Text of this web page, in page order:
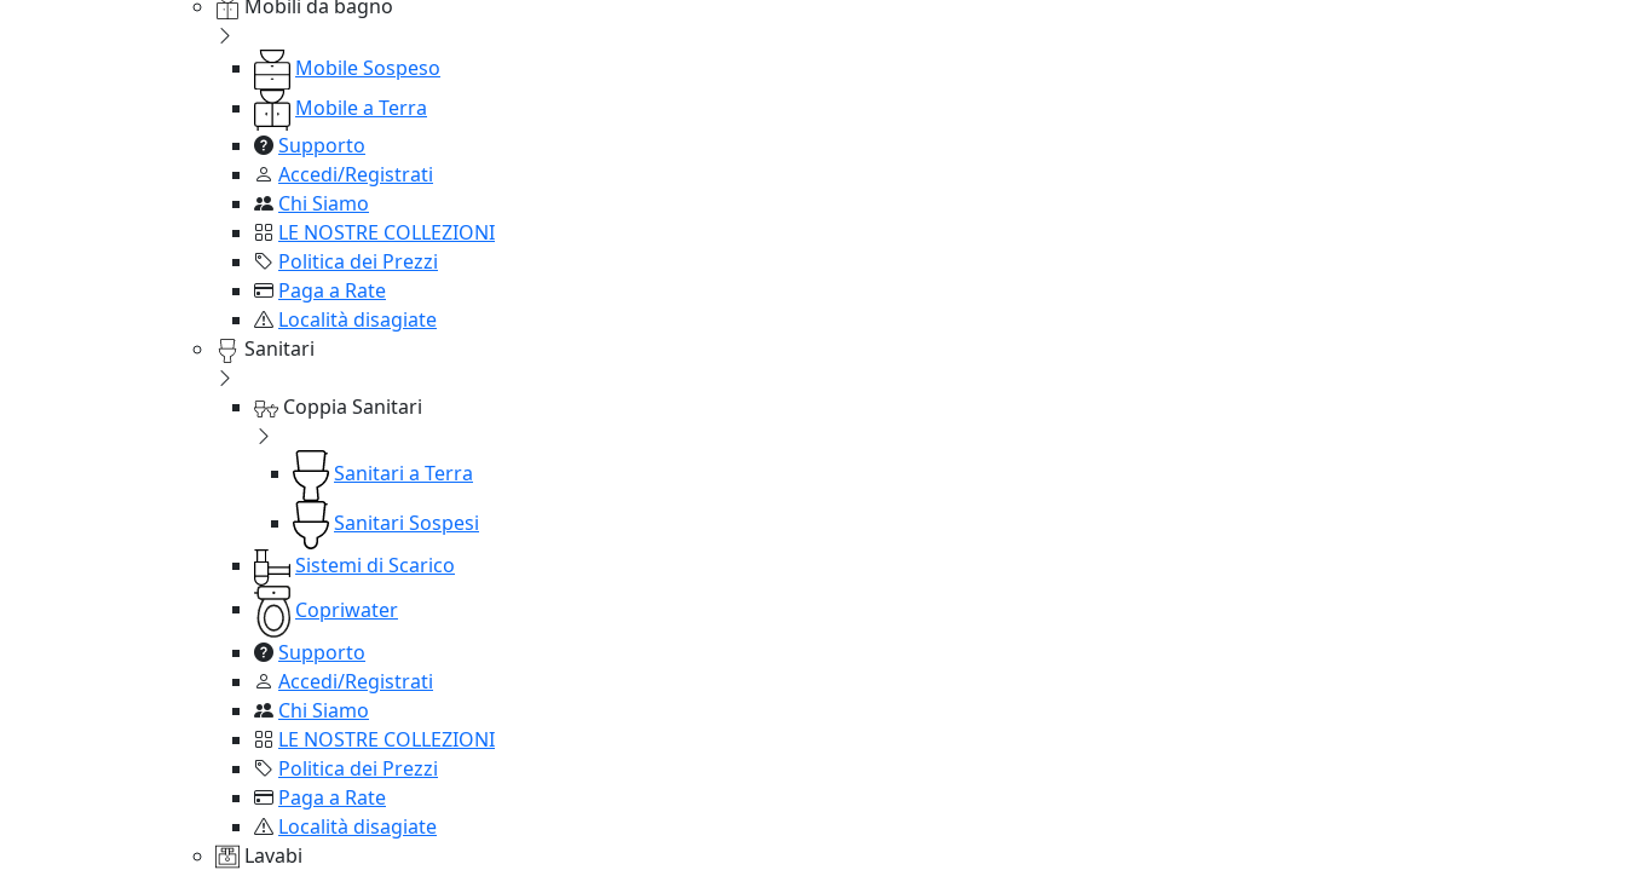
Mobili da bagno
Mobile Sospeso
Mobile a Terra
Supporto
Accedi/Registrati
Chi Siamo
LE NOSTRE COLLEZIONI
Politica dei Prezzi
Paga a Rate
Località disagiate
Sanitari
Coppia Sanitari
Sanitari a Terra
Sanitari Sospesi
Sistemi di Scarico
Copriwater
Supporto
Accedi/Registrati
Chi Siamo
LE NOSTRE COLLEZIONI
Politica dei Prezzi
Paga a Rate
Località disagiate
Lavabi